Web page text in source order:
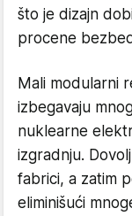
što je dizajn
procene
Mali modularni
izbegavaju
nuklearne
izgradnju.
fabrici, a zatim
eliminišući